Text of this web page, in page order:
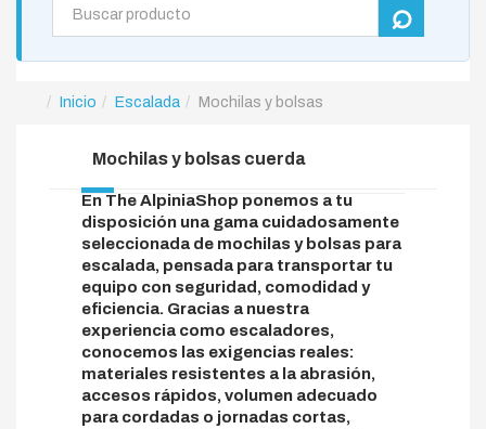
Inicio Escalada Mochilas y bolsas
Mochilas y bolsas cuerda
En The AlpiniaShop ponemos a tu
disposición una gama cuidadosamente
seleccionada de mochilas y bolsas para
escalada, pensada para transportar tu
equipo con seguridad, comodidad y
eficiencia. Gracias a nuestra
experiencia como escaladores,
conocemos las exigencias reales:
materiales resistentes a la abrasión,
accesos rápidos, volumen adecuado
para cordadas o jornadas cortas,